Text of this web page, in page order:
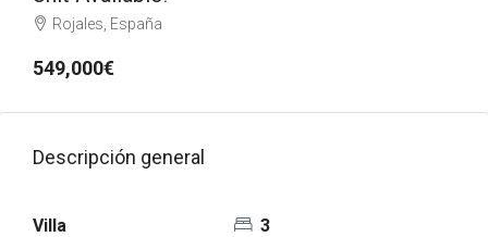
Rojales, España
549,000€
Descripción general
Villa 3